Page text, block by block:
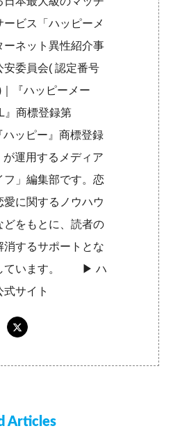
ービス「ハッピーメ
ーネット異性紹介事
安委員会( 認定番号
『ハッピーメー
』商標登録第
ッピー』商標登録
運用するメディア
フ」編集部です。恋
愛に関するノウハウ
どをもとに、読者の
消するサポートとな
しています。 ▶︎ハ
式サイト
Articles